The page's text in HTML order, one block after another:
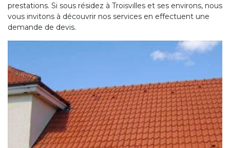
prestations. Si sous résidez à Troisvilles et ses environs, nous
vous invitons à découvrir nos services en effectuent une
demande de devis.